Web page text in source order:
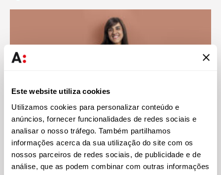
Este website utiliza cookies
Utilizamos cookies para personalizar conteúdo e
anúncios, fornecer funcionalidades de redes sociais e
analisar o nosso tráfego. Também partilhamos
informações acerca da sua utilização do site com os
nossos parceiros de redes sociais, de publicidade e de
análise, que as podem combinar com outras informações
Abreu
Zara Jamal assina capítulo sobre financiamento islâmico